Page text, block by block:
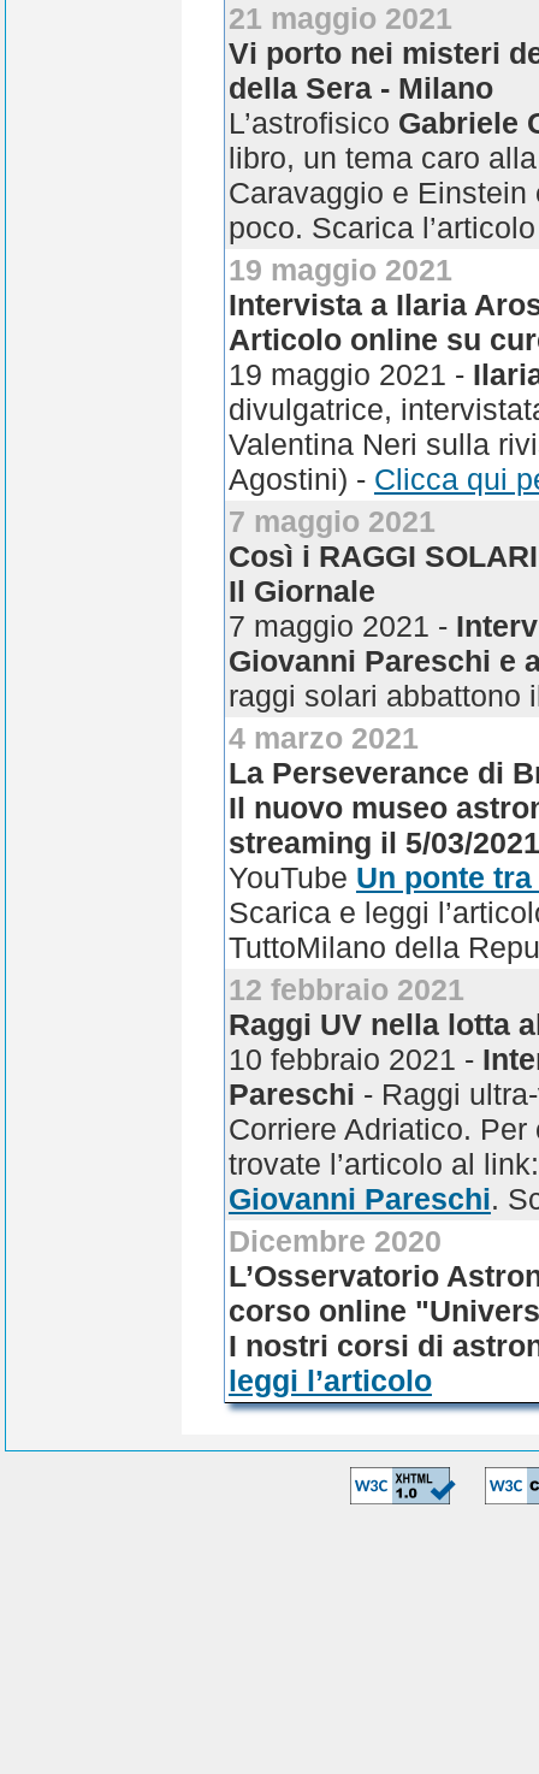
21 maggio 2021
Vi porto nei misteri
della Sera - Milano
L’astrofisico Gabriele
libro, un tema caro
Caravaggio e
poco. Scarica
19 maggio 2021
Intervista a Ilaria
Articolo online su
19 maggio 2021 -
divulgatrice,
Valentina Neri sulla
Agostini) - Clicca qui
7 maggio 2021
Così i RAGGI
Il Giornale
7 maggio 2021 -
Giovanni Pareschi e
raggi solari abbattono
4 marzo 2021
La Perseverance di
Il nuovo museo
streaming il 5/03/
YouTube Un ponte
Scarica e leggi
TuttoMilano della
12 febbraio 2021
Raggi UV nella lotta
10 febbraio 2021 -
Pareschi - Raggi
Corriere Adriatico.
trovate l’articolo al
Giovanni Pareschi.
Dicembre 2020
L’Osservatorio
corso online
I nostri corsi di
leggi l’articolo